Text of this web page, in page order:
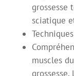
grossesse
sciatique
muscles